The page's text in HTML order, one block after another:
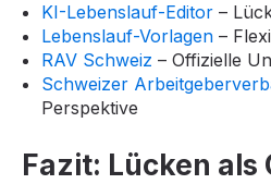
KI-Lebenslauf-Editor–
Lebenslauf-Vorlagen–
RAV Schweiz – Offizielle
Schweizer
Perspektive
Fazit: Lücken als